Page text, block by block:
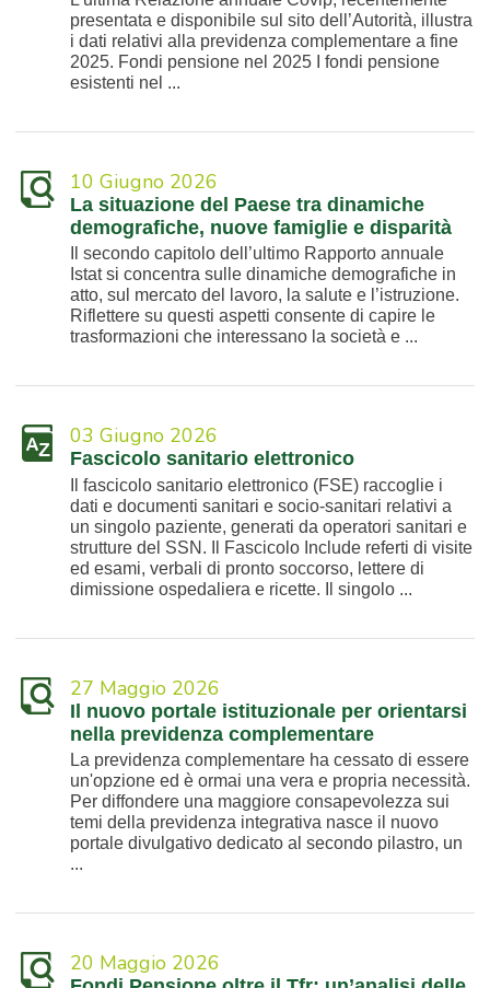
presentata e disponibile sul sito dell’Autorità, illustra
i dati relativi alla previdenza complementare a fine
2025. Fondi pensione nel 2025 I fondi pensione
esistenti nel ...
10 Giugno 2026
La situazione del Paese tra dinamiche
demografiche, nuove famiglie e disparità
Il secondo capitolo dell’ultimo Rapporto annuale
Istat si concentra sulle dinamiche demografiche in
atto, sul mercato del lavoro, la salute e l’istruzione.
Riflettere su questi aspetti consente di capire le
trasformazioni che interessano la società e ...
03 Giugno 2026
Fascicolo sanitario elettronico
Il fascicolo sanitario elettronico (FSE) raccoglie i
dati e documenti sanitari e socio-sanitari relativi a
un singolo paziente, generati da operatori sanitari e
strutture del SSN. Il Fascicolo Include referti di visite
ed esami, verbali di pronto soccorso, lettere di
dimissione ospedaliera e ricette. Il singolo ...
27 Maggio 2026
Il nuovo portale istituzionale per orientarsi
nella previdenza complementare
La previdenza complementare ha cessato di essere
un'opzione ed è ormai una vera e propria necessità.
Per diffondere una maggiore consapevolezza sui
temi della previdenza integrativa nasce il nuovo
portale divulgativo dedicato al secondo pilastro, un
...
20 Maggio 2026